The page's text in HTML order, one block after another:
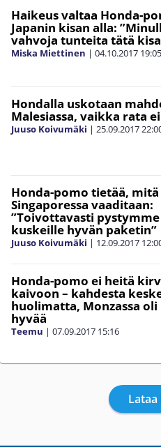
Haikeus valtaa Honda-
Japanin kisan alla:
vahvoja tunteita tätä
Miska Miettinen | 04.10.2017 19:05
Hondalla uskotaan
Malesiassa, vaikka rata
Juuso Koivumäki | 25.09.2017
Honda-pomo tietää, mitä
Singaporessa vaaditaan:
”Toivottavasti
kuskeille hyvän paketin”
Juuso Koivumäki | 12.09.2017
Honda-pomo ei heitä
kaivoon – kahdesta
huolimatta, Monzassa
hyvää
Teemu | 07.09.2017 15:16
Lataa